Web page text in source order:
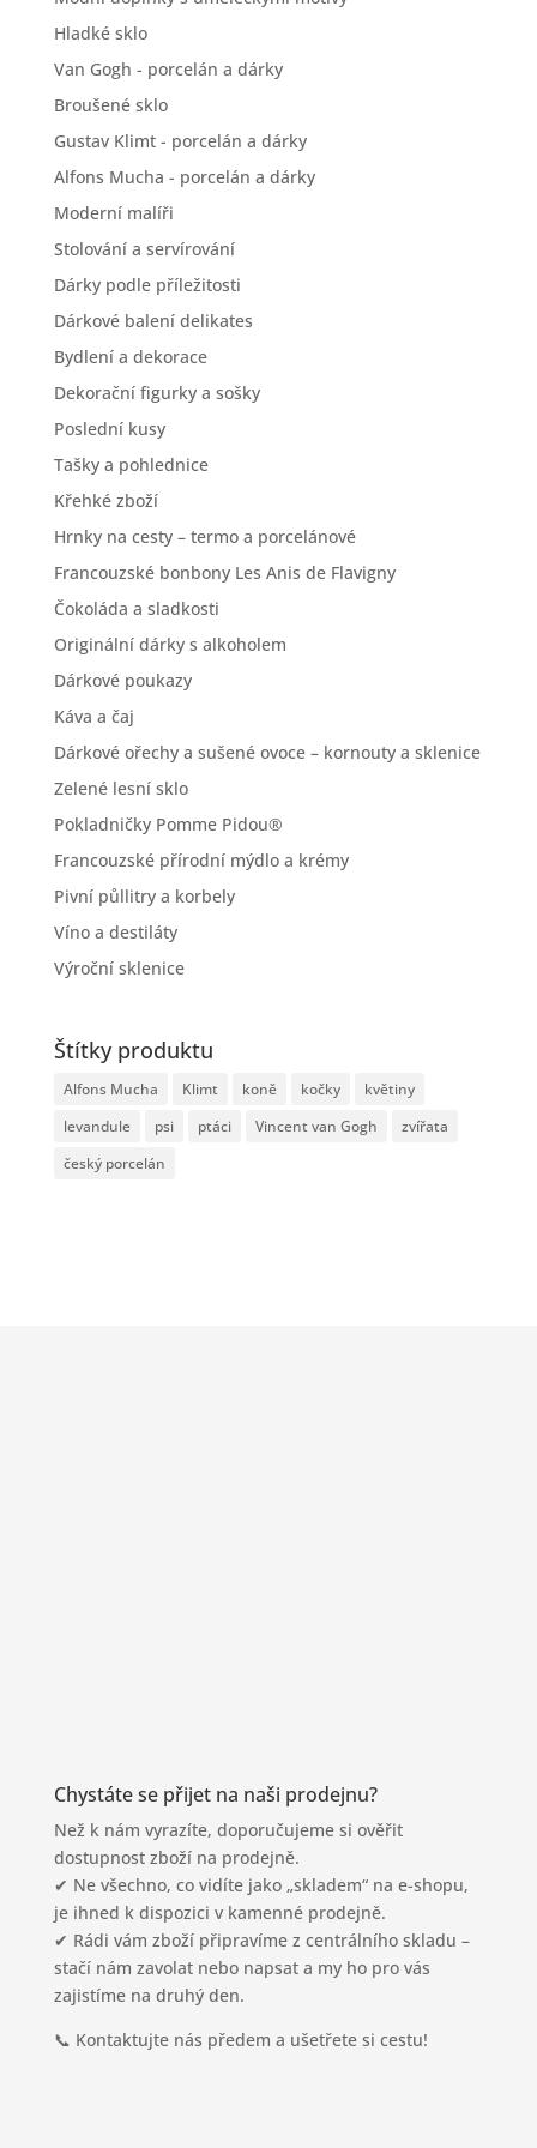
Hladké sklo
Van Gogh - porcelán a dárky
Broušené sklo
Gustav Klimt - porcelán a dárky
Alfons Mucha - porcelán a dárky
Moderní malíři
Stolování a servírování
Dárky podle příležitosti
Dárkové balení delikates
Bydlení a dekorace
Dekorační figurky a sošky
Poslední kusy
Tašky a pohlednice
Křehké zboží
Hrnky na cesty – termo a porcelánové
Francouzské bonbony Les Anis de Flavigny
Čokoláda a sladkosti
Originální dárky s alkoholem
Dárkové poukazy
Káva a čaj
Dárkové ořechy a sušené ovoce – kornouty a sklenice
Zelené lesní sklo
Pokladničky Pomme Pidou®
Francouzské přírodní mýdlo a krémy
Pivní půllitry a korbely
Víno a destiláty
Výroční sklenice
Štítky produktu
Alfons Mucha Klimt koně kočky
květiny
levandule
psi ptáci Vincent van Gogh
zvířata
český porcelán
Chystáte se přijet na naši prodejnu?
Než k nám vyrazíte, doporučujeme si ověřit
dostupnost zboží na prodejně.
✔ Ne všechno, co vidíte jako „skladem“ na e-shopu,
je ihned k dispozici v kamenné prodejně.
✔ Rádi vám zboží připravíme z centrálního skladu –
stačí nám zavolat nebo napsat a my ho pro vás
zajistíme na druhý den.
📞 Kontaktujte nás předem a ušetřete si cestu!